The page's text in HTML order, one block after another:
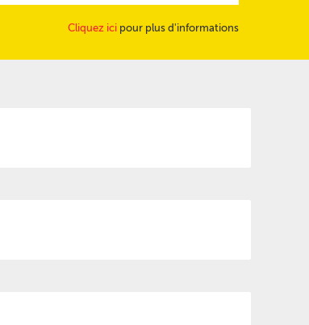
Cliquez ici pour plus d'informations